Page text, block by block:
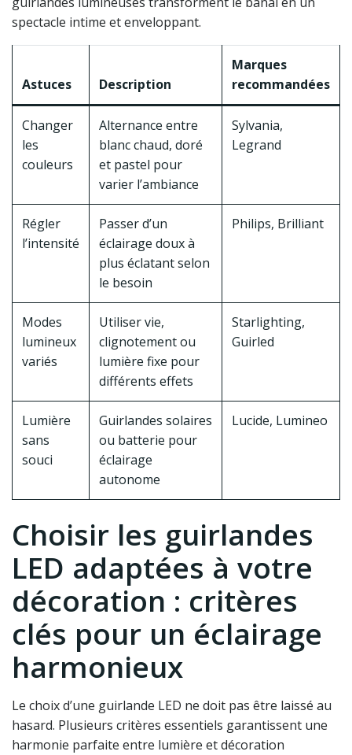
spectacle intime et enveloppant.
Astuces Description
Marques
recommandées
Changer
les
couleurs
Alternance entre
blanc chaud, doré
et pastel pour
varier l’ambiance
Sylvania,
Legrand
Régler
l’intensité
Passer d’un
éclairage doux à
plus éclatant selon
le besoin
Philips, Brilliant
Modes
lumineux
variés
Utiliser vie,
clignotement ou
lumière fixe pour
différents effets
Starlighting,
Guirled
Lumière
sans
souci
Guirlandes solaires
ou batterie pour
éclairage
autonome
Lucide, Lumineo
Choisir les guirlandes
LED adaptées à votre
décoration : critères
clés pour un éclairage
harmonieux
Le choix d’une guirlande LED ne doit pas être laissé au
hasard. Plusieurs critères essentiels garantissent une
harmonie parfaite entre lumière et décoration